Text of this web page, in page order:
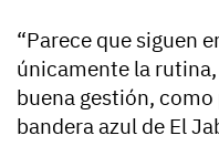
“Parece que siguen
únicamente la
buena gestión,
bandera azul de El